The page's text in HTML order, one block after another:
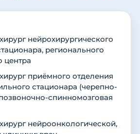
нейрохирургического
регионального
центра
приёмного отделения
стационара (черепно-
спинномозговая
нейроонкологической,